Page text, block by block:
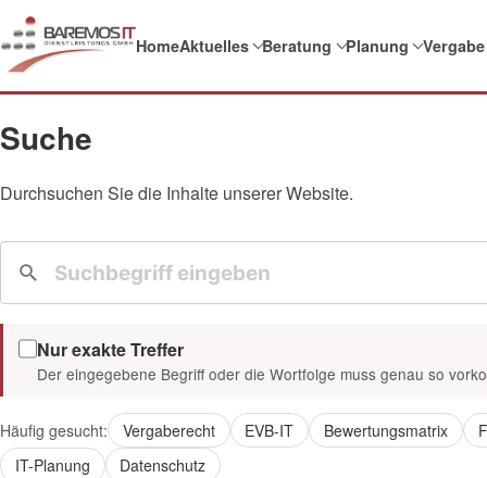
HomeAktuelles Beratung Planung Vergabe
Suche
Durchsuchen Sie die Inhalte unserer Website.
Nur exakte Treffer
Der eingegebene Begriff oder die Wortfolge muss genau so
Häufig gesucht: Vergaberecht EVB-IT Bewertungsmatrix
IT-Planung
Datenschutz